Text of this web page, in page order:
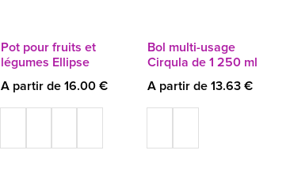
Pot pour fruits et
légumes Ellipse
A partir de 16.00 €
Bol multi-usage
Cirqula de 1 250 ml
A partir de 13.63 €